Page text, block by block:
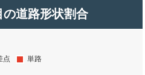
道路形状割合